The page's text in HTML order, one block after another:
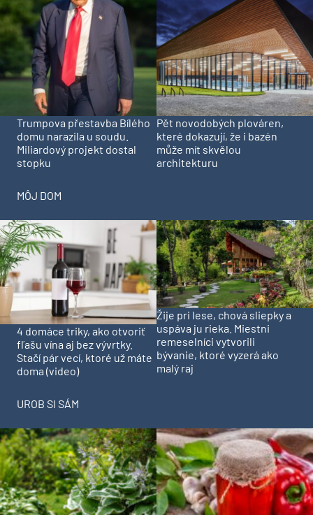
Trumpova přestavba Bílého
domu narazila u soudu.
Miliardový projekt dostal
stopku
Pět novodobých plováren,
které dokazují, že i bazén
může mít skvělou
architekturu
MÔJ DOM
4 domáce triky, ako otvoriť
fľašu vína aj bez vývrtky.
Stačí pár vecí, ktoré už máte
doma (video)
Žije pri lese, chová sliepky a
uspáva ju rieka. Miestni
remeselníci vytvorili
bývanie, ktoré vyzerá ako
malý raj
UROB SI SÁM